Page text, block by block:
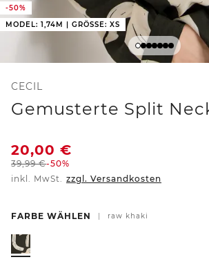
-50%
MODEL: 1,74M | GRÖSSE: XS
CECIL
Gemusterte Split
20,00 €
39,99€-50%
inkl. MwSt. zzgl. Versandkosten
FARBE WÄHLEN raw khaki